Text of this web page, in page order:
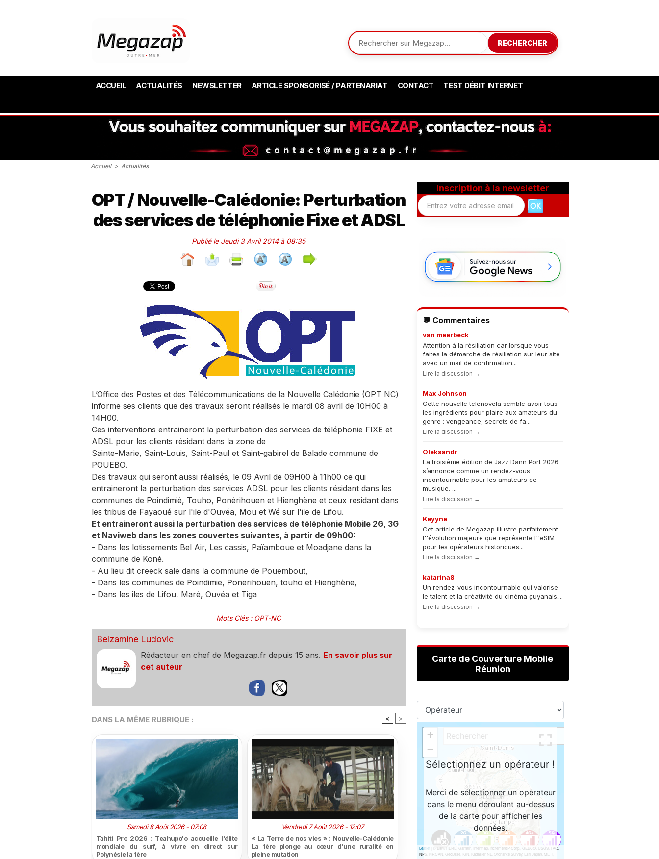
RECHERCHER
ACCUEIL ACTUALITÉS NEWSLETTER ARTICLE SPONSORISÉ / PARTENARIAT CONTACT TEST DÉBIT INTERNET
Accueil > Actualités
OPT / Nouvelle-Calédonie: Perturbation
des services de téléphonie Fixe et ADSL
Publié le Jeudi 3 Avril 2014 à 08:35
L’Office des Postes et des Télécommunications de la Nouvelle Calédonie (OPT NC)
informe ses clients que des travaux seront réalisés le mardi 08 avril de 10H00 à
14H00.
Ces interventions entraineront la perturbation des services de téléphonie FIXE et
ADSL pour les clients résidant dans la zone de
Sainte-Marie, Saint-Louis, Saint-Paul et Saint-gabirel de Balade commune de
POUEBO.
Des travaux qui seront aussi réalisés, le 09 Avril de 09H00 à 11h00 ce qui
entraineront la perturbation des services ADSL pour les clients résidant dans les
communes de Poindimié, Touho, Ponérihouen et Hienghène et ceux résidant dans
les tribus de Fayaoué sur l'ile d'Ouvéa, Mou et Wé sur l'ile de Lifou.
Et entraineront aussi la perturbation des services de téléphonie Mobile 2G, 3G
et Naviweb dans les zones couvertes suivantes, à partir de 09h00:
- Dans les lotissements Bel Air, Les cassis, Païamboue et Moadjane dans la
commune de Koné.
- Au lieu dit creeck sale dans la commune de Pouembout,
- Dans les communes de Poindimie, Ponerihouen, touho et Hienghène,
- Dans les iles de Lifou, Maré, Ouvéa et Tiga
Mots Clés: OPT-NC
Belzamine Ludovic
Rédacteur en chef de Megazap.fr depuis 15 ans. En savoir plus sur
cet auteur
DANS LA MÊME RUBRIQUE : < >
Samedi 8 Août 2026 - 07:08
Tahiti Pro 2026 : Teahupo'o accueille l'élite
mondiale du surf, à vivre en direct sur
Polynésie la 1ère
Vendredi 7 Août 2026 - 12:07
« La Terre de nos vies » : Nouvelle-Calédonie
La 1ère plonge au cœur d'une ruralité en
pleine mutation
Inscription à la newsletter
💬 Commentaires
van meerbeck
Attention à la résiliation car lorsque vous
faites la démarche de résiliation sur leur site
avec un mail de confirmation...
Lire la discussion →
Max Johnson
Cette nouvelle telenovela semble avoir tous
les ingrédients pour plaire aux amateurs du
genre : vengeance, secrets de fa...
Lire la discussion →
Oleksandr
La troisième édition de Jazz Dann Port 2026
s’annonce comme un rendez-vous
incontournable pour les amateurs de
musique. ...
Lire la discussion →
Keyyne
Cet article de Megazap illustre parfaitement
l''évolution majeure que représente l''eSIM
pour les opérateurs historiques...
Lire la discussion →
katarina8
Un rendez-vous incontournable qui valorise
le talent et la créativité du cinéma guyanais....
Lire la discussion →
Carte de Couverture Mobile
Réunion